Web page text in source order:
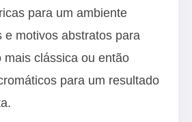
para um ambiente
e motivos abstratos para
mais clássica ou então
para um resultado